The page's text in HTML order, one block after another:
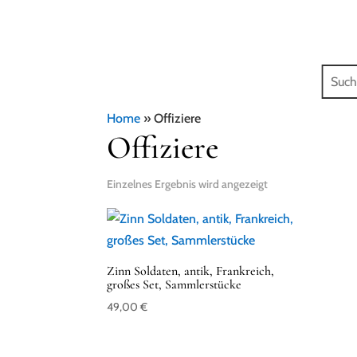
Home »Offiziere
Offiziere
Einzelnes Ergebnis wird angezeigt
Zinn Soldaten, antik, Frankreich,
großes Set, Sammlerstücke
49,00€